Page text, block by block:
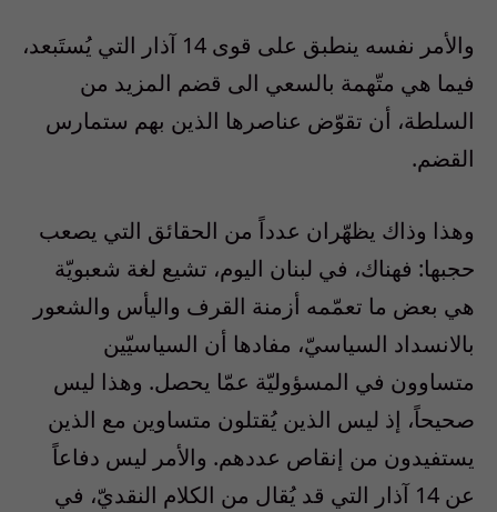
والأمر نفسه ينطبق على قوى 14 آذار التي يُستَبعد،
فيما هي متّهمة بالسعي الى قضم المزيد من
السلطة، أن تقوّض عناصرها الذين بهم ستمارس
القضم.
وهذا وذاك يظهّران عدداً من الحقائق التي يصعب
حجبها: فهناك، في لبنان اليوم، تشيع لغة شعبويّة
هي بعض ما تعمّمه أزمنة القرف واليأس والشعور
بالانسداد السياسيّ، مفادها أن السياسيّين
متساوون في المسؤوليّة عمّا يحصل. وهذا ليس
صحيحاً، إذ ليس الذين يُقتلون متساوين مع الذين
يستفيدون من إنقاص عددهم. والأمر ليس دفاعاً
عن 14 آذار التي قد يُقال من الكلام النقديّ، في